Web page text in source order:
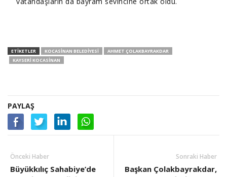
ETIKETLER KOCASINAN BELEDIYESI
AHMET ÇOLAKBAYRAKDAR
KAYSERI KOCASINAN
PAYLAŞ
Önceki Haber
Büyükkılıç Sahabiye’de
Sonraki Haber
Başkan Çolakbayrakdar,